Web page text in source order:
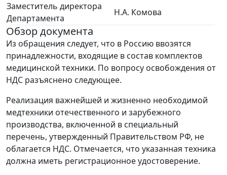
Заместитель директора
Департамента
Н.А. Комова
Обзор документа
Из обращения следует, что в Россию ввозятся
принадлежности, входящие в состав комплектов
медицинской техники. По вопросу освобождения от
НДС разъяснено следующее.
Реализация важнейшей и жизненно необходимой
медтехники отечественного и зарубежного
производства, включенной в специальный
перечень, утвержденный Правительством РФ, не
облагается НДС. Отмечается, что указанная техника
должна иметь регистрационное удостоверение.